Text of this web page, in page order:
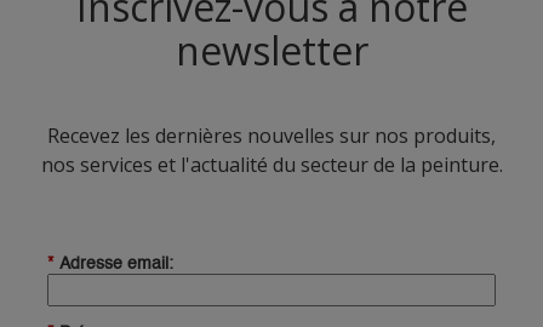
newsletter
Recevez les dernières nouvelles sur nos produits,
nos services et l'actualité du secteur de la peinture.